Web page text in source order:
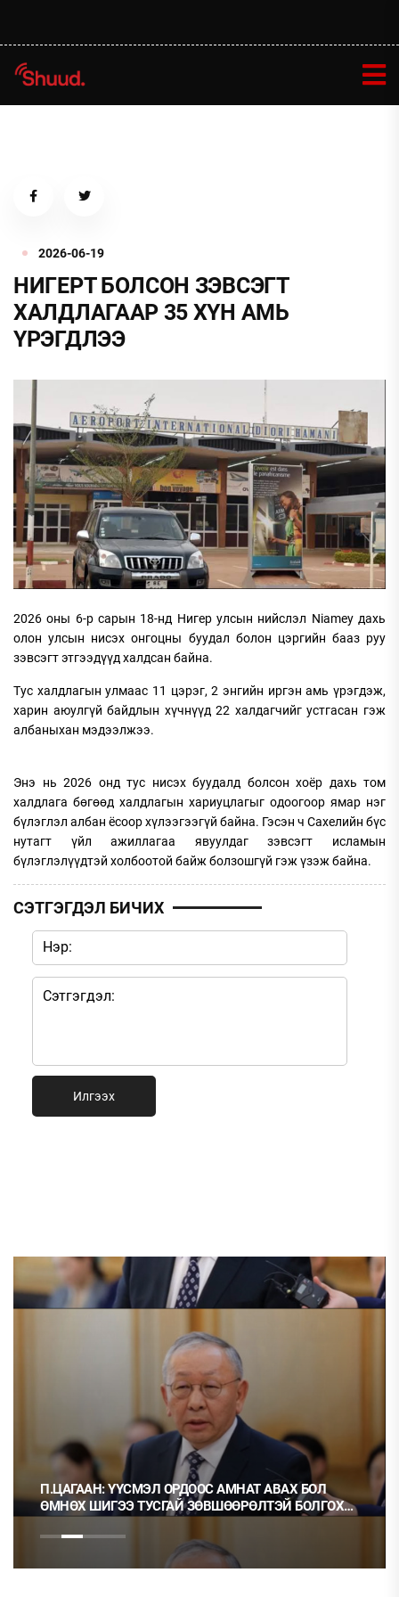
2026-06-19
НИГЕРТ БОЛСОН ЗЭВСЭГТ
ХАЛДЛАГААР 35 ХҮН АМЬ
ҮРЭГДЛЭЭ
2026 оны 6-р сарын 18-нд Нигер улсын нийслэл Niamey дахь
олон улсын нисэх онгоцны буудал болон цэргийн бааз руу
зэвсэгт этгээдүүд халдсан байна.
Тус халдлагын улмаас 11 цэрэг, 2 энгийн иргэн амь үрэгдэж,
харин аюулгүй байдлын хүчнүүд 22 халдагчийг устгасан гэж
албаныхан мэдээлжээ.
Энэ нь 2026 онд тус нисэх буудалд болсон хоёр дахь том
халдлага бөгөөд халдлагын хариуцлагыг одоогоор ямар нэг
бүлэглэл албан ёсоор хүлээгээгүй байна. Гэсэн ч Сахелийн бүс
нутагт үйл ажиллагаа явуулдаг зэвсэгт исламын
бүлэглэлүүдтэй холбоотой байж болзошгүй гэж үзэж байна.
СЭТГЭГДЭЛ БИЧИХ
Илгээх
П.ЦАГААН: ҮҮСМЭЛ ОРДООС АМНАТ АВАХ БОЛ
ӨМНӨХ ШИГЭЭ ТУСГАЙ ЗӨВШӨӨРӨЛТЭЙ БОЛГОХ